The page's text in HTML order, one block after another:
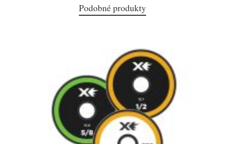
Podobné produkty